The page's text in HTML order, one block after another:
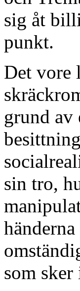
sig åt
punkt.
Det vore
grund av
sin tro,
som